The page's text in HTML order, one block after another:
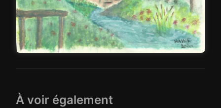
À voir également